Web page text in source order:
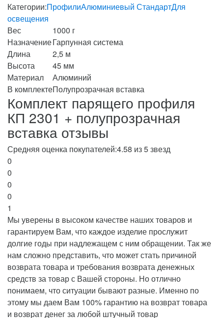
Категории:ПрофилиАлюминиевый СтандартДля
освещения
Вес
1000 г
НазначениеГарпунная система
Длина
2,5 м
Высота
45 мм
Материал
Алюминий
В комплектеПолупрозрачная вставка
Комплект парящего профиля
КП 2301 + полупрозрачная
вставка отзывы
Средняя оценка покупателей:4.58 из 5 звезд
0
0
0
0
1
Мы уверены в высоком качестве наших товаров и
гарантируем Вам, что каждое изделие прослужит
долгие годы при надлежащем с ним обращении. Так же
нам сложно представить, что может стать причиной
возврата товара и требования возврата денежных
средств за товар с Вашей стороны. Но отлично
понимаем, что ситуации бывают разные. Именно по
этому мы даем Вам 100% гарантию на возврат товара
и возврат денег за любой штучный товар